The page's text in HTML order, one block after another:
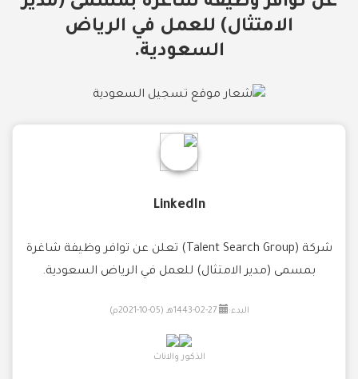
الامتثال) للعمل في الرياض
السعودية.
LinkedIn
شركة (Talent Search Group) تعلن عن توافر وظيفة شاغرة
بمسمى (مدير الامتثال) للعمل في الرياض السعودية.
البدء: 27-02-1443هـ (05-10-2021م)
الذكور والاناث